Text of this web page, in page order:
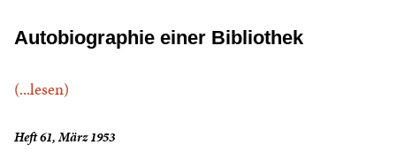
Autobiographie einer Bibliothek
(...lesen)
Heft 61, März 1953